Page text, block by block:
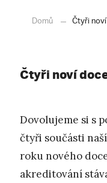
Domů Čtyři
Čtyři noví
Dovolujeme si s
čtyři součásti
roku nového
akreditování